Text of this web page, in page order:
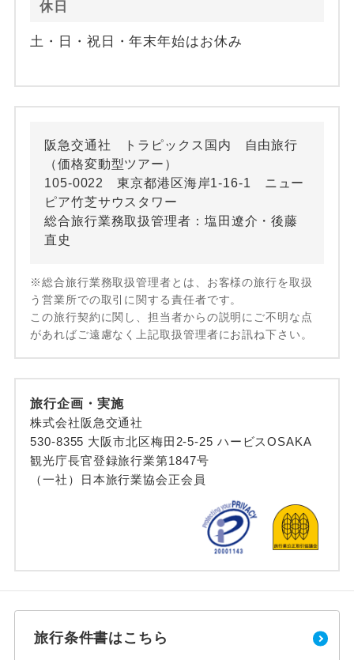
休日
土・日・祝日・年末年始はお休み
阪急交通社 トラピックス国内 自由旅行
（価格変動型ツアー）
105-0022 東京都港区海岸1-16-1 ニュー
ピア竹芝サウスタワー
総合旅行業務取扱管理者：塩田遼介・後藤
直史
※総合旅行業務取扱管理者とは、お客様の旅行を取扱
う営業所での取引に関する責任者です。
この旅行契約に関し、担当者からの説明にご不明な点
があればご遠慮なく上記取扱管理者にお訊ね下さい。
旅行企画・実施
株式会社阪急交通社
530-8355 大阪市北区梅田2-5-25 ハービスOSAKA
観光庁長官登録旅行業第1847号
（一社）日本旅行業協会正会員
旅行条件書はこちら